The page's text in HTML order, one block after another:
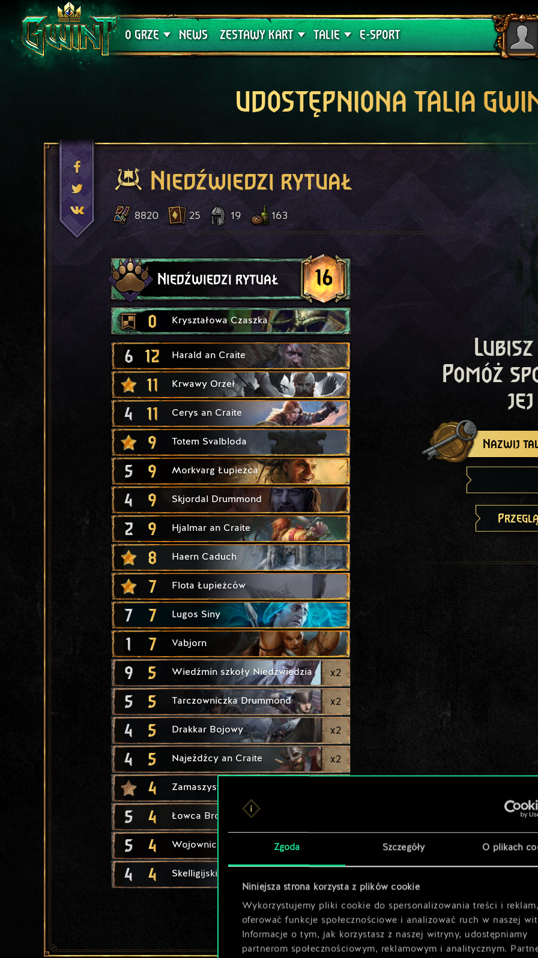
Zgoda Szczegóły O plikach
Niniejsza strona korzysta z plików cookie
Wykorzystujemy pliki cookie do spersonalizowania treści i
oferować funkcje społecznościowe i analizować ruch w naszej
Informacje o tym, jak korzystasz z naszej witryny, udostępniamy
partnerom społecznościowym, reklamowym i analitycznym.
O GRZE
Wsparcie techniczne
NEWS ZESTAWY KART
Krwawa Klątwa
TALIE
Poradniki
E-SPORT
UDOSTĘPNIONA TALIA
Niedźwiedzi rytuał
8820 25 19 163
Niedźwiedzi rytuał 16
0 Kryształowa Czaszka
6 12 Harald an Craite
11 Krwawy Orzeł
4 11 Cerys an Craite
9 Totem Svalbloda
5 9 Morkvarg Łupieżca
4 9 Skjordal Drummond
2 9 Hjalmar an Craite
8 Haern Caduch
7 Flota Łupieżców
7 7 Lugos Siny
1 7 Vabjorn
9 5 Wiedźmin szkoły Niedźwiedzia x2
5 5 Tarczowniczka Drummond x2
4 5 Drakkar Bojowy x2
4 5 Najeźdźcy an Craite x2
4 Zamaszysty cios
5 4 Łowca Brokvar
5 4 Wojowniczka Tuirseach
4 4 Skelligijski Maruder
Pomóż
jej
Nazwij